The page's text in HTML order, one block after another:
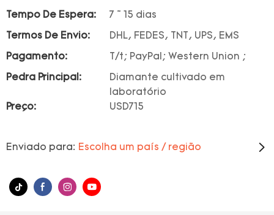
Tempo De Espera: 7 ~ 15 dias
Termos De Envio: DHL, FEDES, TNT, UPS, EMS
Pagamento: T/t; PayPal; Western Union ;
Pedra Principal:
Diamante cultivado em
laboratório
Preço:
USD715
Enviado para: Escolha um país / região